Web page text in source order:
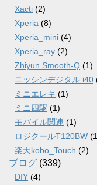
Xacti (2)
Xperia (8)
Xperia_mini (4)
Xperia_ray (2)
Zhiyun Smooth-Q (1)
ニッシンデジタル i40
ミニエレキ (1)
ミニ四駆 (1)
モバイル関連 (1)
ロジクールT120BW
楽天kobo_Touch (2)
ブログ (339)
DIY (4)